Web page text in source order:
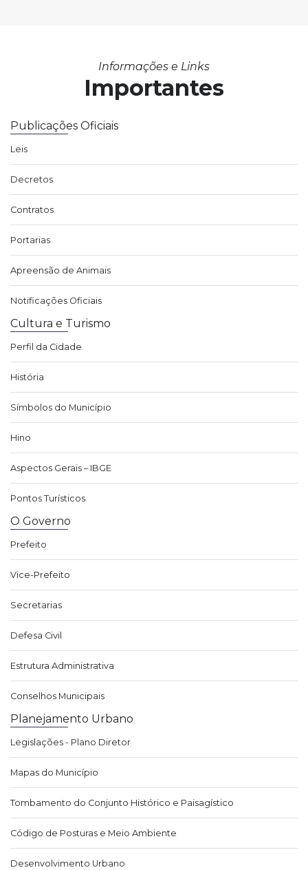
Informações e Links
Importantes
Publicações Oficiais
Leis
Decretos
Contratos
Portarias
Apreensão de Animais
Notificações Oficiais
Cultura e Turismo
Perfil da Cidade
História
Símbolos do Município
Hino
Aspectos Gerais – IBGE
Pontos Turísticos
O Governo
Prefeito
Vice-Prefeito
Secretarias
Defesa Civil
Estrutura Administrativa
Conselhos Municipais
Planejamento Urbano
Legislações - Plano Diretor
Mapas do Município
Tombamento do Conjunto Histórico e Paisagístico
Código de Posturas e Meio Ambiente
Desenvolvimento Urbano